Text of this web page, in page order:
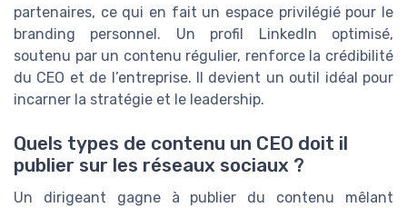
partenaires, ce qui en fait un espace privilégié pour le
branding personnel. Un profil LinkedIn optimisé,
soutenu par un contenu régulier, renforce la crédibilité
du CEO et de l’entreprise. Il devient un outil idéal pour
incarner la stratégie et le leadership.
Quels types de contenu un CEO doit il
publier sur les réseaux sociaux ?
Un dirigeant gagne à publier du contenu mêlant